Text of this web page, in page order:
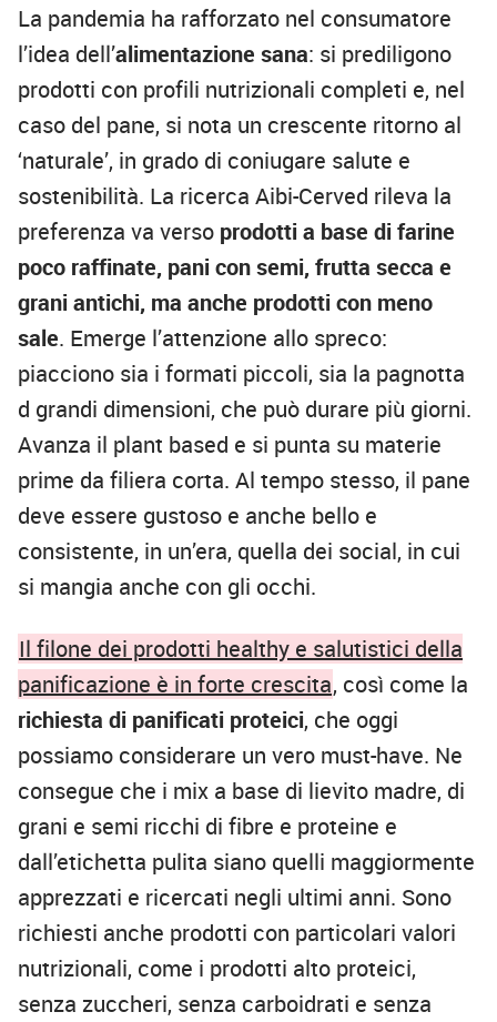
La pandemia ha rafforzato nel consumatore
l’idea dell’alimentazione sana: si prediligono
prodotti con profili nutrizionali completi e, nel
caso del pane, si nota un crescente ritorno al
‘naturale’, in grado di coniugare salute e
sostenibilità. La ricerca Aibi-Cerved rileva la
preferenza va verso prodotti a base di farine
poco raffinate, pani con semi, frutta secca e
grani antichi, ma anche prodotti con meno
sale. Emerge l’attenzione allo spreco:
piacciono sia i formati piccoli, sia la pagnotta
d grandi dimensioni, che può durare più giorni.
Avanza il plant based e si punta su materie
prime da filiera corta. Al tempo stesso, il pane
deve essere gustoso e anche bello e
consistente, in un’era, quella dei social, in cui
si mangia anche con gli occhi.
Il filone dei prodotti healthy e salutistici della
panificazione è in forte crescita, così come la
richiesta di panificati proteici, che oggi
possiamo considerare un vero must-have. Ne
consegue che i mix a base di lievito madre, di
grani e semi ricchi di fibre e proteine e
dall’etichetta pulita siano quelli maggiormente
apprezzati e ricercati negli ultimi anni. Sono
richiesti anche prodotti con particolari valori
nutrizionali, come i prodotti alto proteici,
senza zuccheri, senza carboidrati e senza